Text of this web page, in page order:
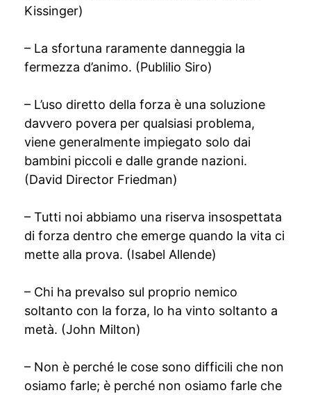
Kissinger)
– La sfortuna raramente danneggia la
fermezza d’animo. (Publilio Siro)
– L’uso diretto della forza è una soluzione
davvero povera per qualsiasi problema,
viene generalmente impiegato solo dai
bambini piccoli e dalle grande nazioni.
(David Director Friedman)
– Tutti noi abbiamo una riserva insospettata
di forza dentro che emerge quando la vita ci
mette alla prova. (Isabel Allende)
– Chi ha prevalso sul proprio nemico
soltanto con la forza, lo ha vinto soltanto a
metà. (John Milton)
– Non è perché le cose sono difficili che non
osiamo farle; è perché non osiamo farle che